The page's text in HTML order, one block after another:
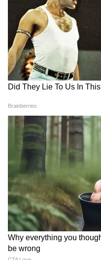
Image Credit : Instagram
रुक्मिणी वसंत की
रुक्मिणी वसंत के
एक्शन थ्रिलर फिल्म
इसी साल अगस्त में
ड्रैगन में नजर आएंगी,
ये भी पढ़ें.. Junior
लोगों में दोगुना जोश,
LATEST VIDEOS